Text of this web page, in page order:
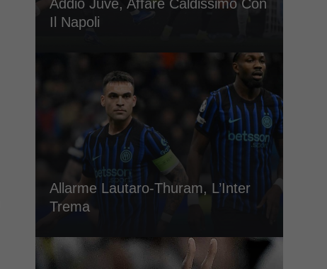
Addio Juve, Affare Caldissimo Con
Il Napoli
Allarme Lautaro-Thuram, L’Inter
Trema